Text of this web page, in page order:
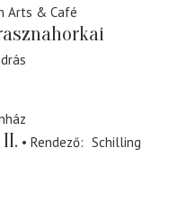
Arts & Café
Rendező
Schilling